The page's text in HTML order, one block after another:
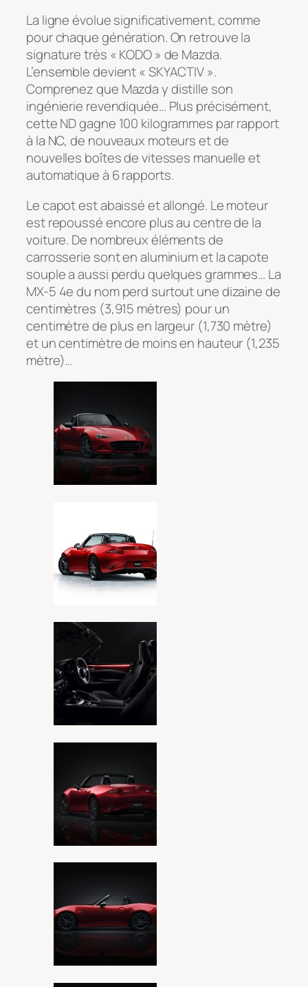
La ligne évolue significativement, comme
pour chaque génération. On retrouve la
signature très « KODO » de Mazda.
L’ensemble devient « SKYACTIV ».
Comprenez que Mazda y distille son
ingénierie revendiquée… Plus précisément,
cette ND gagne 100 kilogrammes par rapport
à la NC, de nouveaux moteurs et de
nouvelles boîtes de vitesses manuelle et
automatique à 6 rapports.
Le capot est abaissé et allongé. Le moteur
est repoussé encore plus au centre de la
voiture. De nombreux éléments de
carrosserie sont en aluminium et la capote
souple a aussi perdu quelques grammes… La
MX-5 4e du nom perd surtout une dizaine de
centimètres (3,915 mètres) pour un
centimètre de plus en largeur (1,730 mètre)
et un centimètre de moins en hauteur (1,235
mètre)…